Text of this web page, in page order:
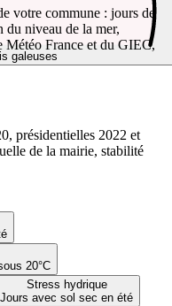
galeuses
20°C
Stress hydrique
Jours avec sol sec en été
votre commune : jours de
du niveau de la mer,
Météo France et du GIEC,
présidentielles 2022 et
de la mairie, stabilité